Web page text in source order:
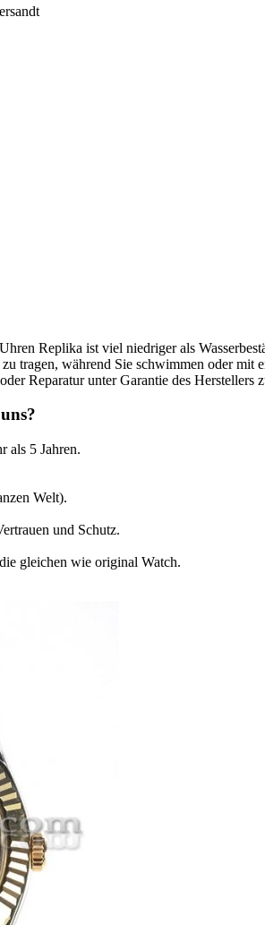
Replika ist viel niedriger als
tragen, während Sie schwimmen oder mit
Reparatur unter Garantie des Herstellers
als 5 Jahren.
Welt).
und Schutz.
gleichen wie original Watch.